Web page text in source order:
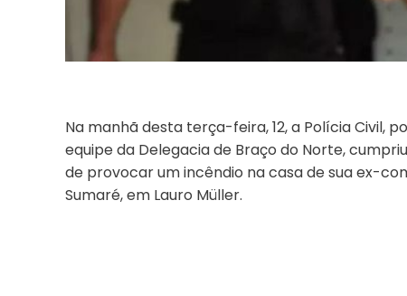
Na manhã desta terça-feira, 12, a Polícia Civil,
equipe da Delegacia de Braço do Norte,
de provocar um incêndio na casa de sua ex-
Sumaré, em Lauro Müller.